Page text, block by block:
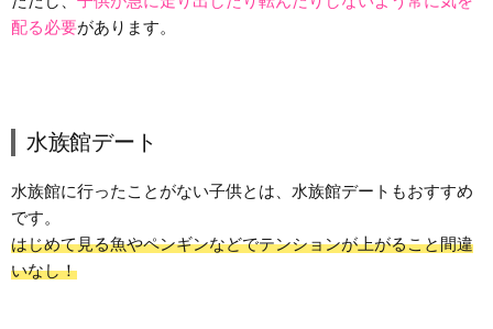
配る必要があります。
水族館デート
水族館に行ったことがない子供とは、水族館デートもおすすめ
です。
はじめて見る魚やペンギンなどでテンションが上がること間違
いなし！